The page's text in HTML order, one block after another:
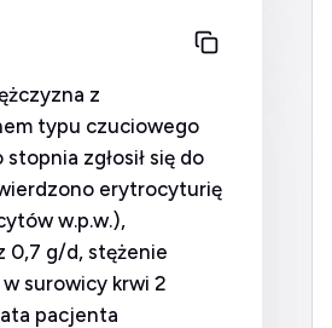
z
typu czuciowego
zgłosił się do
erytrocyturię
w.p.w.),
0,7 g/d, stężenie
surowicy krwi 2
pacjenta